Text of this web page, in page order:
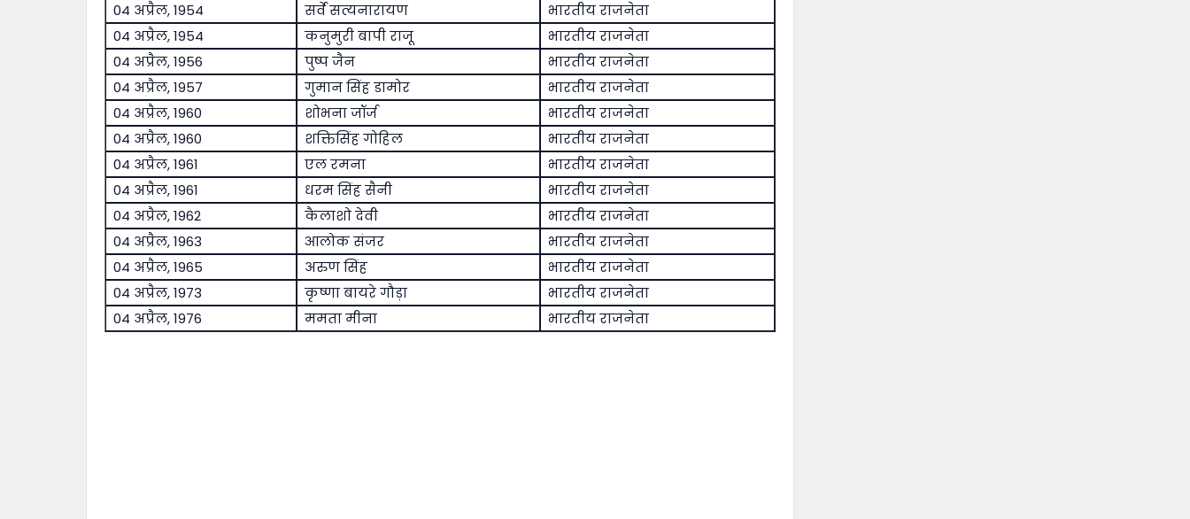
04 अप्रैल, 1954
सर्वे सत्यनारायण
भारतीय राजनेता
04 अप्रैल, 1954
कनुमुरी बापी राजू
भारतीय राजनेता
04 अप्रैल, 1956
पुष्प जैन
भारतीय राजनेता
04 अप्रैल, 1957
गुमान सिंह डामोर
भारतीय राजनेता
04 अप्रैल, 1960
शोभना जॉर्ज
भारतीय राजनेता
04 अप्रैल, 1960
शक्तिसिंह गोहिल
भारतीय राजनेता
04 अप्रैल, 1961
एल रमना
भारतीय राजनेता
04 अप्रैल, 1961
धरम सिंह सैनी
भारतीय राजनेता
04 अप्रैल, 1962
कैलाशो देवी
भारतीय राजनेता
04 अप्रैल, 1963
आलोक संजर
भारतीय राजनेता
04 अप्रैल, 1965
अरुण सिंह
भारतीय राजनेता
04 अप्रैल, 1973
कृष्णा बायरे गौड़ा
भारतीय राजनेता
04 अप्रैल, 1976
ममता मीना भारतीय राजनेता